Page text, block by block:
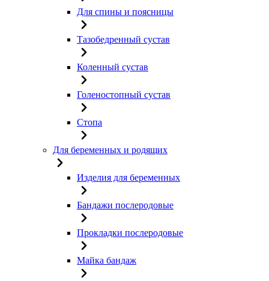
Для спины и поясницы
Тазобедренный сустав
Коленный сустав
Голеностопный сустав
Стопа
Для беременных и родящих
Изделия для беременных
Бандажи послеродовые
Прокладки послеродовые
Майка бандаж